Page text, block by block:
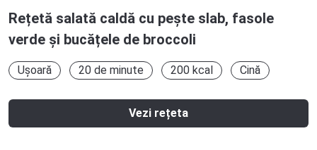
Rețetă salată caldă cu pește slab, fasole
verde și bucățele de broccoli
Ușoară 20 de minute 200 kcal Cină
Vezi rețeta